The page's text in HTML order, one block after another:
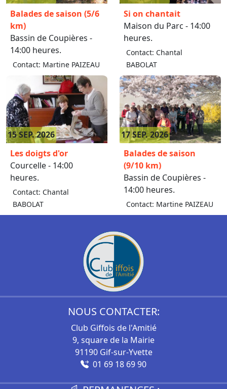
Balades de saison (5/6
km)
Bassin de Coupières -
14:00 heures.
Contact: Martine PAIZEAU
Si on chantait
Maison du Parc - 14:00
heures.
Contact: Chantal
BABOLAT
15 SEP. 2026
Les doigts d'or
Courcelle - 14:00
heures.
Contact: Chantal
BABOLAT
17 SEP. 2026
Balades de saison
(9/10 km)
Bassin de Coupières -
14:00 heures.
Contact: Martine PAIZEAU
NOUS CONTACTER:
Club Giffois de l'Amitié
9, square de la Mairie
91190 Gif-sur-Yvette
01 69 18 69 90